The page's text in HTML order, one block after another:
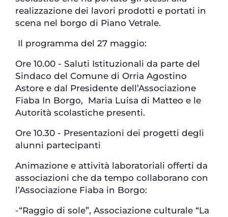
realizzazione dei lavori prodotti e portati in
scena nel borgo di Piano Vetrale.
Il programma del 27 maggio:
Ore 10.00 - Saluti Istituzionali da parte del
Sindaco del Comune di Orria Agostino
Astore e dal Presidente dell’Associazione
Fiaba In Borgo, Maria Luisa di Matteo e le
Autorità scolastiche presenti.
Ore 10.30 - Presentazioni dei progetti degli
alunni partecipanti
Animazione e attività laboratoriali offerti da
associazioni che da tempo collaborano con
l’Associazione Fiaba in Borgo:
-“Raggio di sole”, Associazione culturale “La